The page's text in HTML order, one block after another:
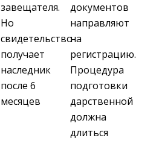
завещателя.
Но
свидетельство
получает
наследник
после 6
месяцев
документов
направляют
на
регистрацию.
Процедура
подготовки
дарственной
должна
длиться